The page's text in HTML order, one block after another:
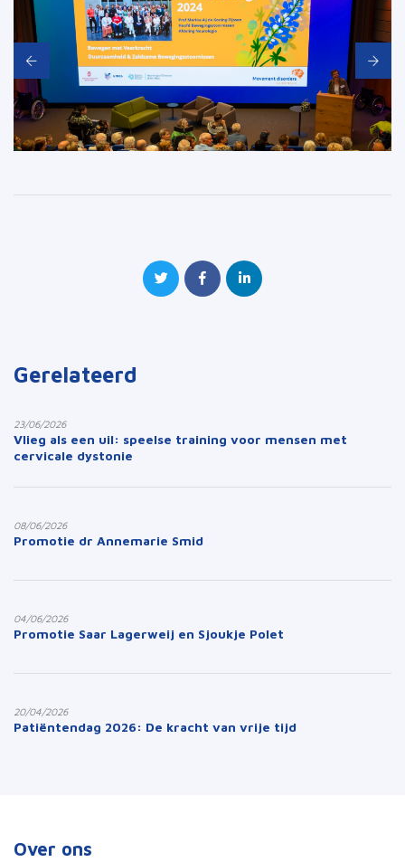
Gerelateerd
23/06/2026
Vlieg als een uil: speelse training voor mensen met
cervicale dystonie
08/06/2026
Promotie dr Annemarie Smid
04/06/2026
Promotie Saar Lagerweij en Sjoukje Polet
20/04/2026
Patiëntendag 2026: De kracht van vrije tijd
Over ons